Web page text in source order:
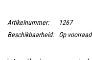
Artikelnummer:
1267
Beschikbaarheid:
Op voorraad